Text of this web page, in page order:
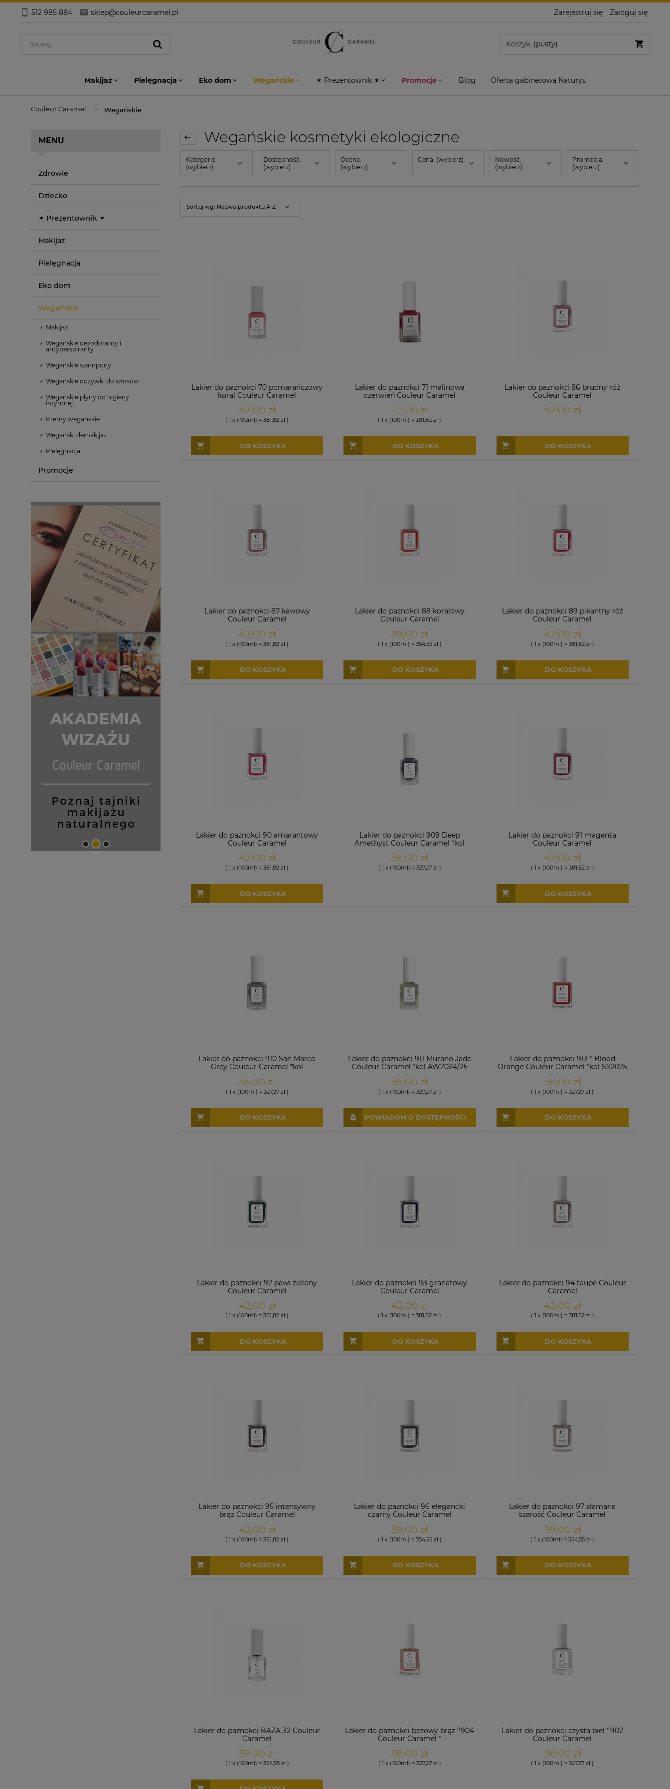
512 985 884 sklep@couleurcaramel.pl Zarejestruj się Zaloguj się
Koszyk: (pusty)
Makijaż Pielęgnacja Eko dom Wegańskie ✶ Prezentownik ✶ Promocje Blog Oferta gabinetowa Naturys
Couleur Caramel Wegańskie
MENU
Zdrowie
Dziecko
✶ Prezentownik ✶
Makijaż
Pielęgnacja
Eko dom
Wegańskie
Makijaż
Wegańskie dezodoranty i
antyperspiranty
Wegańskie szampony
Wegańskie odżywki do włosów
Wegańskie płyny do higieny
intymnej
Kremy wegańskie
Wegański demakijaż
Pielęgnacja
Promocje
Wegańskie kosmetyki ekologiczne
Kategorie:
(wybierz)
Dostępność:
(wybierz)
Ocena:
(wybierz)
Cena: (wybierz)
Nowość:
(wybierz)
Promocja:
(wybierz)
Sortuj wg: Nazwa produktu A-Z
Lakier do paznokci 70 pomarańczowy
koral Couleur Caramel
42,00 zł
( 1 x (100ml) = 381,82 zł )
DO KOSZYKA
Lakier do paznokci 71 malinowa
czerwień Couleur Caramel
42,00 zł
( 1 x (100ml) = 381,82 zł )
DO KOSZYKA
Lakier do paznokci 86 brudny róż
Couleur Caramel
42,00 zł
DO KOSZYKA
Lakier do paznokci 87 kawowy
Couleur Caramel
42,00 zł
( 1 x (100ml) = 381,82 zł )
DO KOSZYKA
Lakier do paznokci 88 koralowy
Couleur Caramel
39,00 zł
( 1 x (100ml) = 354,55 zł )
DO KOSZYKA
Lakier do paznokci 89 pikantny róż
Couleur Caramel
42,00 zł
( 1 x (100ml) = 381,82 zł )
DO KOSZYKA
Lakier do paznokci 90 amarantowy
Couleur Caramel
42,00 zł
( 1 x (100ml) = 381,82 zł )
DO KOSZYKA
Lakier do paznokci 909 Deep
Amethyst Couleur Caramel *kol
36,00 zł
( 1 x (100ml) = 327,27 zł )
Lakier do paznokci 91 magenta
Couleur Caramel
42,00 zł
( 1 x (100ml) = 381,82 zł )
DO KOSZYKA
Lakier do paznokci 910 San Marco
Grey Couleur Caramel *kol
36,00 zł
( 1 x (100ml) = 327,27 zł )
DO KOSZYKA
Lakier do paznokci 911 Murano Jade
Couleur Caramel *kol AW2024/25
36,00 zł
( 1 x (100ml) = 327,27 zł )
POWIADOM O DOSTĘPNOŚCI
Lakier do paznokci 913 * Blood
Orange Couleur Caramel *kol SS2025
36,00 zł
( 1 x (100ml) = 327,27 zł )
DO KOSZYKA
Lakier do paznokci 92 pawi zielony
Couleur Caramel
42,00 zł
( 1 x (100ml) = 381,82 zł )
DO KOSZYKA
Lakier do paznokci 93 granatowy
Couleur Caramel
42,00 zł
( 1 x (100ml) = 381,82 zł )
DO KOSZYKA
Lakier do paznokci 94 taupe Couleur
Caramel
42,00 zł
( 1 x (100ml) = 381,82 zł )
DO KOSZYKA
Lakier do paznokci 95 intensywny
brąz Couleur Caramel
42,00 zł
( 1 x (100ml) = 381,82 zł )
DO KOSZYKA
Lakier do paznokci 96 elegancki
czarny Couleur Caramel
39,00 zł
( 1 x (100ml) = 354,55 zł )
DO KOSZYKA
Lakier do paznokci 97 złamana
szarość Couleur Caramel
39,00 zł
( 1 x (100ml) = 354,55 zł )
DO KOSZYKA
Lakier do paznokci BAZA 32 Couleur
Caramel
39,00 zł
( 1 x (100ml) = 354,55 zł )
Lakier do paznokci beżowy brąz °904
Couleur Caramel *
36,00 zł
( 1 x (100ml) = 327,27 zł )
Lakier do paznokci czysta biel °902
Couleur Caramel
36,00 zł
( 1 x (100ml) = 327,27 zł )